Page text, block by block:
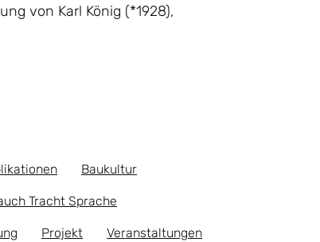
von Karl König (*1928),
Baukultur
Tracht Sprache
Projekt Veranstaltungen